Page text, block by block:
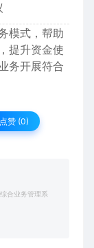
模式，帮助
提升资金使
务开展符合
点赞 (0)
合业务管理系